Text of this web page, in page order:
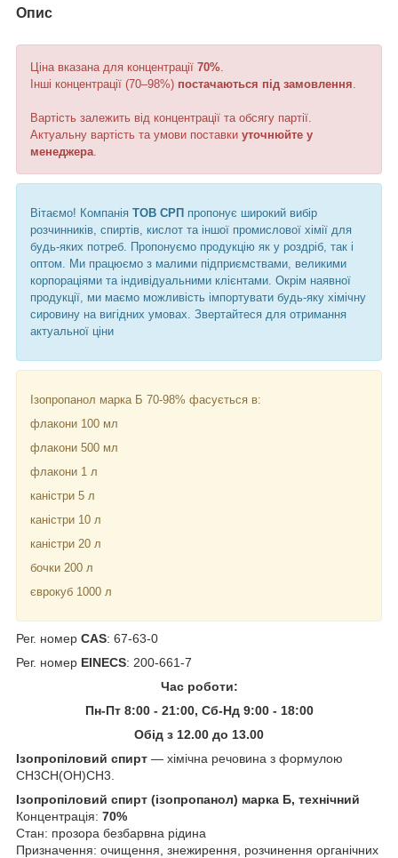
Опис
Ціна вказана для концентрації 70%
Інші концентрації (70–98%) постачаються під замовлення
Вартість залежить від концентрації та обсягу партії.
Актуальну вартість та умови поставки уточнюйте у
менеджера
Вітаємо! Компанія ТОВ СРП пропонує широкий вибір
розчинників, спиртів, кислот та іншої промислової хімії для
будь-яких потреб. Пропонуємо продукцію як у роздріб, так і
оптом. Ми працюємо з малими підприємствами, великими
корпораціями та індивідуальними клієнтами. Окрім наявної
продукції, ми маємо можливість імпортувати будь-яку хімічну
сировину на вигідних умовах. Звертайтеся для отримання
актуальної ціни
Ізопропанол марка Б 70-98% фасується в:
флакони 100 мл
флакони 500 мл
флакони 1 л
каністри 5 л
каністри 10 л
каністри 20 л
бочки 200 л
єврокуб 1000 л
Рег. номер CAS: 67-63-0
Рег. номер EINECS: 200-661-7
Час роботи:
Пн-Пт 8:00 - 21:00, Сб-Нд 9:00 - 18:00
Обід з 12.00 до 13.00
Ізопропіловий спирт — хімічна речовина з формулою
CH3CH(OH)CH3.
Ізопропіловий спирт (ізопропанол) марка Б, технічний
Концентрація: 70%
Стан: прозора безбарвна рідина
Призначення: очищення, знежирення, розчинення органічних